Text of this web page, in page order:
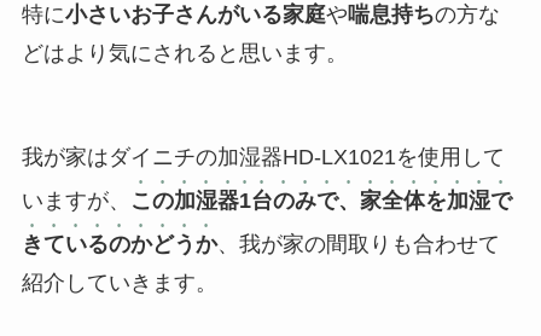
特に小さいお子さんがいる家庭や喘息持ちの方な
どはより気にされると思います。
我が家はダイニチの加湿器HD-LX1021を使用して
いますが、
この加湿器1台のみで、家全体を加湿で
きているのかどうか、我が家の間取りも合わせて
紹介していきます。